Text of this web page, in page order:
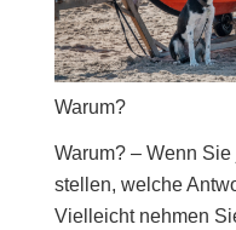
Warum?
Warum? – Wenn
stellen, welche
Vielleicht nehmen